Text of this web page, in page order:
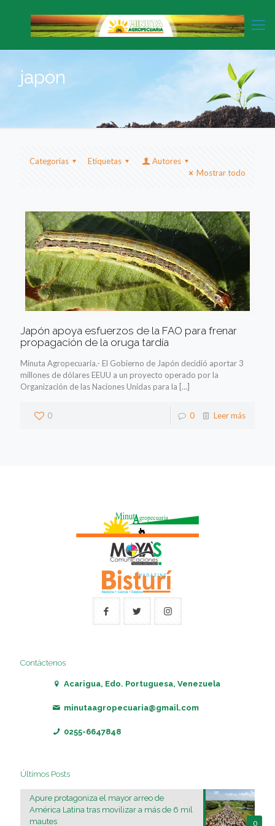
japon
Categorias Etiquetas
Autores
Mostrar todo
Japón apoya esfuerzos de la FAO para frenar
propagación de la oruga tardía
Minuta Agropecuaria.- El Gobierno de Japón decidió aportar 3
millones de dólares EEUU a un proyecto operado por la
Organización de las Naciones Unidas para la […]
0 0 Leer más
Contáctenos
Acarigua, Edo. Portuguesa, Venezuela
minutaagropecuaria@gmail.com
0255-6647848
Últimos Posts
0
Apure protagoniza el mayor arreo de
América Latina tras movilizar a más de 6 mil
mautes